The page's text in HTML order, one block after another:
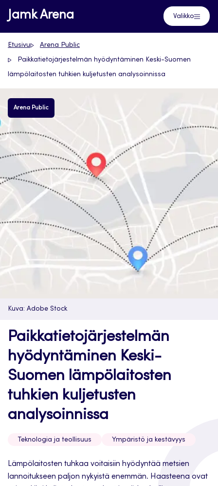
Siirry
suoraan
sisältöön
Jamk Arena Valikko
Etusivu Arena Public
Paikkatietojärjestelmän hyödyntäminen Keski-Suomen
lämpölaitosten tuhkien kuljetusten analysoinnissa
Arena Public
Kuva: Adobe Stock
Paikkatietojärjestelmän
hyödyntäminen Keski-
Suomen lämpölaitosten
tuhkien kuljetusten
analysoinnissa
Teknologia ja teollisuus Ympäristö ja kestävyys
Lämpölaitosten tuhkaa voitaisiin hyödyntää metsien
lannoitukseen paljon nykyistä enemmän. Haasteena ovat